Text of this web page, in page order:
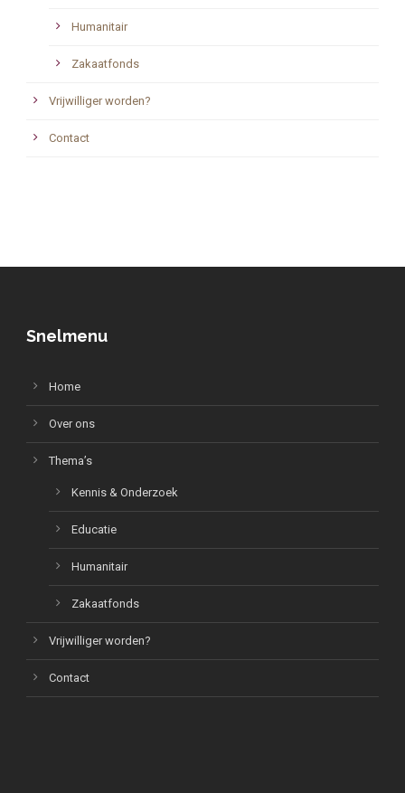
Humanitair
Zakaatfonds
Vrijwilliger worden?
Contact
Snelmenu
Home
Over ons
Thema’s
Kennis & Onderzoek
Educatie
Humanitair
Zakaatfonds
Vrijwilliger worden?
Contact